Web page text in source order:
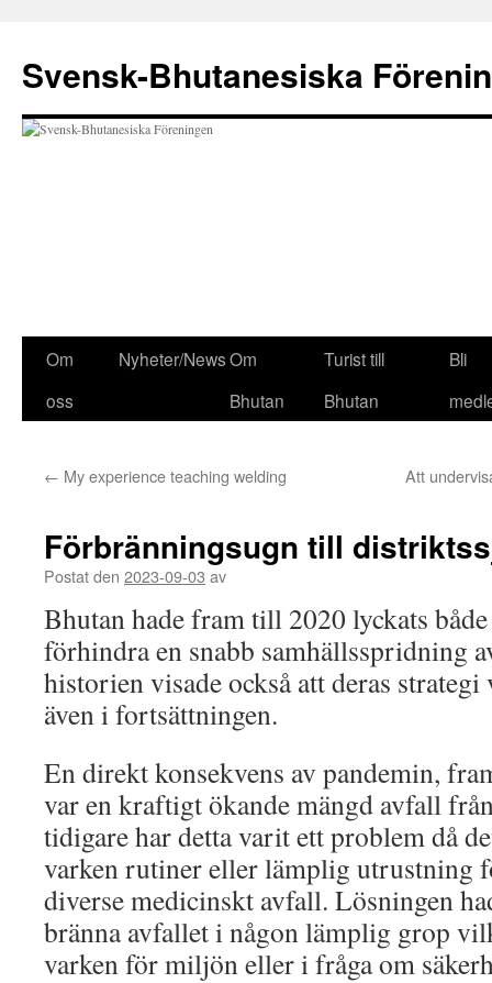
Svensk-Bhutanesiska
Hoppa
till
Om
oss
Nyheter/NewsOm
Bhutan
Turist till
Bhutan
Bli
← My experience teaching welding Att
Förbränningsugn till
Postat den 2023-09-03 av
Bhutan hade fram till 2020 lyckats
förhindra en snabb samhällsspridning
historien visade också att deras
även i fortsättningen.
En direkt konsekvens av pandemin,
var en kraftigt ökande mängd avfall
tidigare har detta varit ett problem då
varken rutiner eller lämplig utrustning
diverse medicinskt avfall. Lösningen
bränna avfallet i någon lämplig grop
varken för miljön eller i fråga om